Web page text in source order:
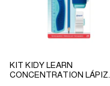
KIT KIDY LEARN
CONCENTRATION LÁPIZ